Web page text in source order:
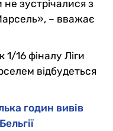
зустрічалися з
– вважає
16 фіналу Ліги
відбудеться
годин вивів